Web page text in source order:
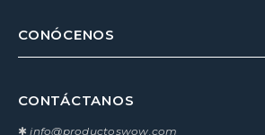
CONÓCENOS
CONTÁCTANOS
✱info@productoswow.com